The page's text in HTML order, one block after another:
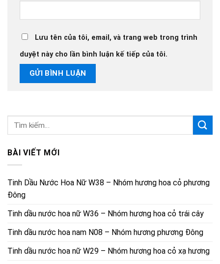
Lưu tên của tôi, email, và trang web trong trình
duyệt này cho lần bình luận kế tiếp của tôi.
BÀI VIẾT MỚI
Tinh Dầu Nước Hoa Nữ W38 – Nhóm hương hoa cỏ phương
Đông
Tinh dầu nước hoa nữ W36 – Nhóm hương hoa cỏ trái cây
Tinh dầu nước hoa nam N08 – Nhóm hương phương Đông
Tinh dầu nước hoa nữ W29 – Nhóm hương hoa cỏ xạ hương